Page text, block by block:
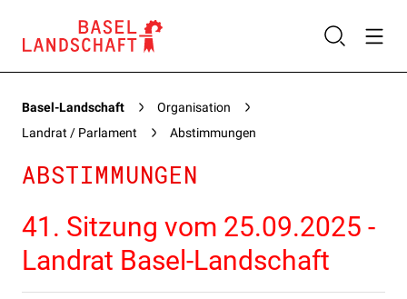
Basel-Landschaft
Organisation
Landrat / Parlament
Abstimmungen
ABSTIMMUNGEN